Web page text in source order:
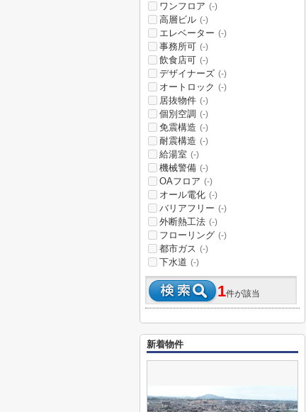
ワンフロア (-)
高層ビル (-)
エレベーター (-)
事務所可 (-)
飲食店可 (-)
デザイナーズ (-)
オートロック (-)
居抜物件 (-)
個別空調 (-)
免震構造 (-)
耐震構造 (-)
給湯室 (-)
機械警備 (-)
OAフロア (-)
オール電化 (-)
バリアフリー (-)
外断熱工法 (-)
フローリング (-)
都市ガス (-)
下水道 (-)
1件が該当
新着物件